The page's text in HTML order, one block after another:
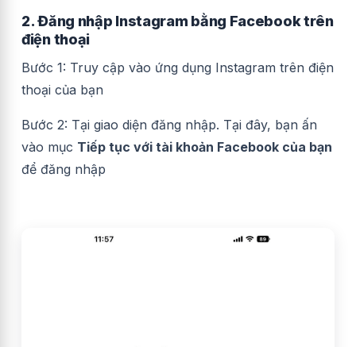
2. Đăng nhập Instagram bằng Facebook trên
điện thoại
Bước 1: Truy cập vào ứng dụng Instagram trên điện
thoại của bạn
Bước 2: Tại giao diện đăng nhập. Tại đây, bạn ấn
vào mục Tiếp tục với tài khoản Facebook của bạn
để đăng nhập